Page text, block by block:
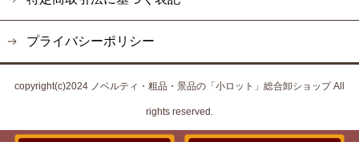
プライバシーポリシー
copyright(c)2024 ノベルティ・粗品・景品の「小ロット」総合卸ショップ All
rights reserved.